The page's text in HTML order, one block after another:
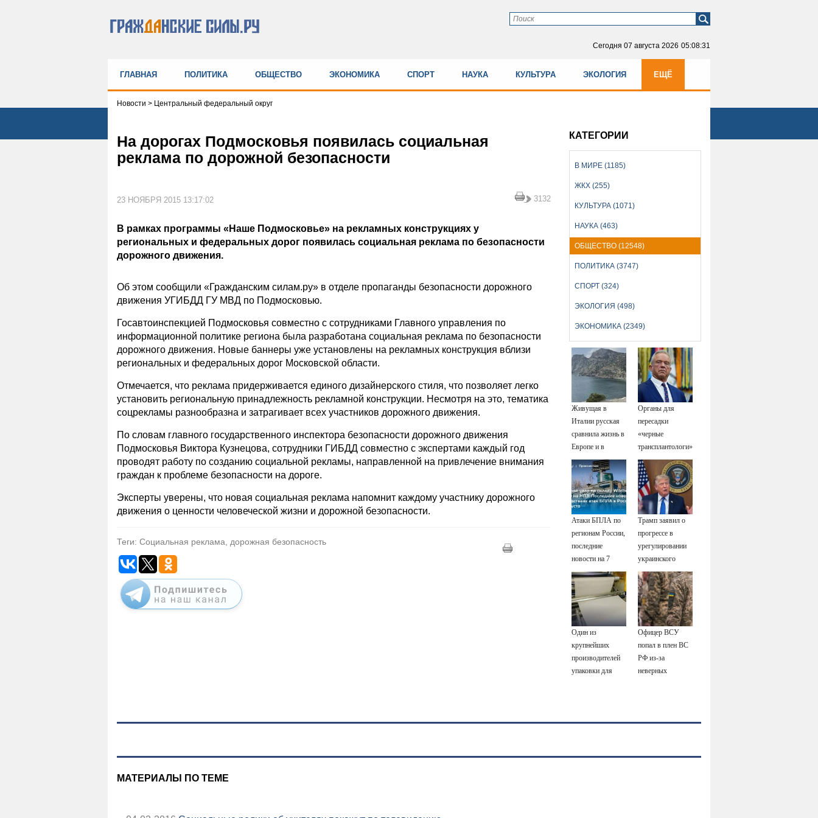
Сегодня 07 августа 2026 05:08:31
ГЛАВНАЯ ПОЛИТИКА ОБЩЕСТВО ЭКОНОМИКА СПОРТ НАУКА КУЛЬТУРА ЭКОЛОГИЯ ЕЩЁ
Новости > Центральный федеральный округ
На дорогах Подмосковья появилась социальная
реклама по дорожной безопасности
23 НОЯБРЯ 2015 13:17:02 3132
В рамках программы «Наше Подмосковье» на рекламных конструкциях у
региональных и федеральных дорог появилась социальная реклама по безопасности
дорожного движения.
Об этом сообщили «Гражданским силам.ру» в отделе пропаганды безопасности дорожного
движения УГИБДД ГУ МВД по Подмосковью.
Госавтоинспекцией Подмосковья совместно с сотрудниками Главного управления по
информационной политике региона была разработана социальная реклама по безопасности
дорожного движения. Новые баннеры уже установлены на рекламных конструкция вблизи
региональных и федеральных дорог Московской области.
Отмечается, что реклама придерживается единого дизайнерского стиля, что позволяет легко
установить региональную принадлежность рекламной конструкции. Несмотря на это, тематика
соцрекламы разнообразна и затрагивает всех участников дорожного движения.
По словам главного государственного инспектора безопасности дорожного движения
Подмосковья Виктора Кузнецова, сотрудники ГИБДД совместно с экспертами каждый год
проводят работу по созданию социальной рекламы, направленной на привлечение внимания
граждан к проблеме безопасности на дороге.
Эксперты уверены, что новая социальная реклама напомнит каждому участнику дорожного
движения о ценности человеческой жизни и дорожной безопасности.
Теги: Социальная реклама, дорожная безопасность
КАТЕГОРИИ
В МИРЕ (1185)
ЖКХ (255)
КУЛЬТУРА (1071)
НАУКА (463)
ОБЩЕСТВО (12548)
ПОЛИТИКА (3747)
СПОРТ (324)
ЭКОЛОГИЯ (498)
ЭКОНОМИКА (2349)
Живущая в
Италии русская
сравнила жизнь в
Европе и в
Крыму
Органы для
пересадки
«черные
трансплантологи»
извлекали у еще
живых пациентов
Атаки БПЛА по
регионам России,
последние
новости на 7
августа 2026:
последствия,
атаки на склады
Wildberries,
состояние
пострадавших
Трамп заявил о
прогрессе в
урегулировании
украинского
конфликта
Один из
крупнейших
производителей
упаковки для
Офицер ВСУ
попал в плен ВС
РФ из-за
неверных
МАТЕРИАЛЫ ПО ТЕМЕ